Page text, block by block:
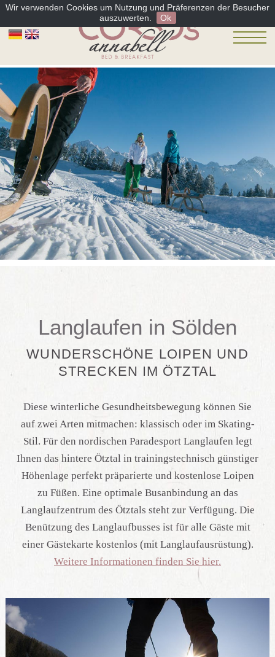
Wir verwenden Cookies um Nutzung und Präferenzen der Besucher
auszuwerten.
Ok
Langlaufen in Sölden
WUNDERSCHÖNE LOIPEN UND
STRECKEN IM ÖTZTAL
Diese winterliche Gesundheitsbewegung können Sie
auf zwei Arten mitmachen: klassisch oder im Skating-
Stil. Für den nordischen Paradesport Langlaufen legt
Ihnen das hintere Ötztal in trainingstechnisch günstiger
Höhenlage perfekt präparierte und kostenlose Loipen
zu Füßen. Eine optimale Busanbindung an das
Langlaufzentrum des Ötztals steht zur Verfügung. Die
Benützung des Langlaufbusses ist für alle Gäste mit
einer Gästekarte kostenlos (mit Langlaufausrüstung).
Weitere Informationen finden Sie hier.